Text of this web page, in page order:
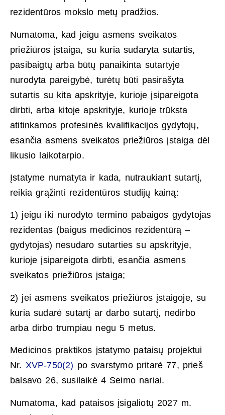
rezidentūros mokslo metų pradžios.
Numatoma, kad jeigu asmens sveikatos
priežiūros įstaiga, su kuria sudaryta sutartis,
pasibaigtų arba būtų panaikinta sutartyje
nurodyta pareigybė, turėtų būti pasirašyta
sutartis su kita apskrityje, kurioje įsipareigota
dirbti, arba kitoje apskrityje, kurioje trūksta
atitinkamos profesinės kvalifikacijos gydytojų,
esančia asmens sveikatos priežiūros įstaiga dėl
likusio laikotarpio.
Įstatyme numatyta ir kada, nutraukiant sutartį,
reikia grąžinti rezidentūros studijų kainą:
1) jeigu iki nurodyto termino pabaigos gydytojas
rezidentas (baigus medicinos rezidentūrą –
gydytojas) nesudaro sutarties su apskrityje,
kurioje įsipareigota dirbti, esančia asmens
sveikatos priežiūros įstaiga;
2) jei asmens sveikatos priežiūros įstaigoje, su
kuria sudarė sutartį ar darbo sutartį, nedirbo
arba dirbo trumpiau negu 5 metus.
Medicinos praktikos įstatymo pataisų projektui
Nr. XVP-750(2) po svarstymo pritarė 77, prieš
balsavo 26, susilaikė 4 Seimo nariai.
Numatoma, kad pataisos įsigaliotų 2027 m.